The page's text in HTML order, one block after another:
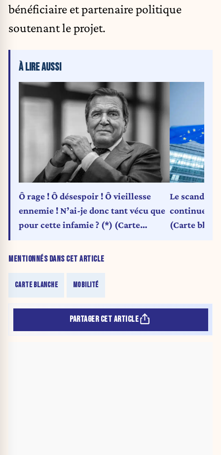
bénéficiaire et partenaire politique
soutenant le projet.
MENTIONNÉS DANS CET ARTICLE
CARTE BLANCHE MOBILITÉ
À LIRE AUSSI
Ô rage ! Ô désespoir ! Ô vieillesse
ennemie ! N’ai-je donc tant vécu que
pour cette infamie ? (*) (Carte
Le scandale
continue de
(Carte
PARTAGER CET ARTICLE